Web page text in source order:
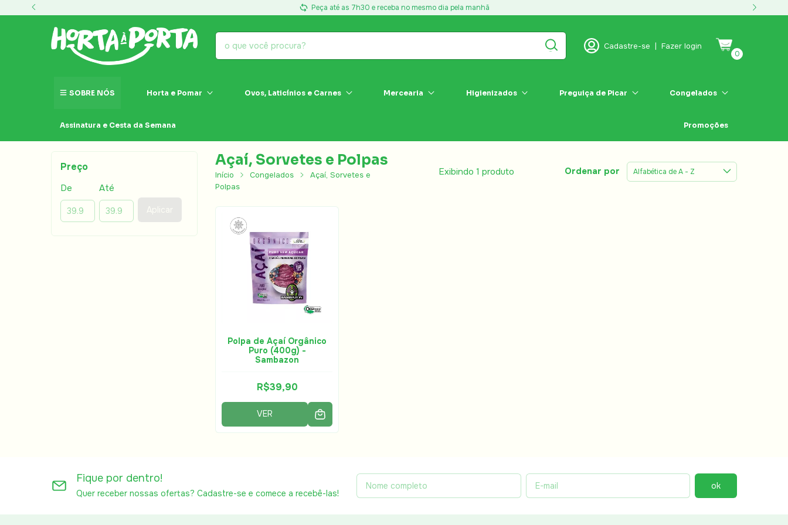
Peça até as 7h30 e receba no mesmo dia pela manhã
Cadastre-se | Fazer login
0
SOBRE NÓS Horta e Pomar Ovos, Laticínios e Carnes Mercearia Higienizados Preguiça de Picar Congelados
Assinatura e Cesta da Semana Promoções
Preço
De Até
Aplicar
Açaí, Sorvetes e Polpas
Início Congelados
Açaí, Sorvetes e
Polpas
Exibindo 1 produto Ordenar por
Polpa de Açaí Orgânico
Puro (400g) -
Sambazon
R$39,90
VER
Fique por dentro!
Quer receber nossas ofertas? Cadastre-se e comece a recebê-las!